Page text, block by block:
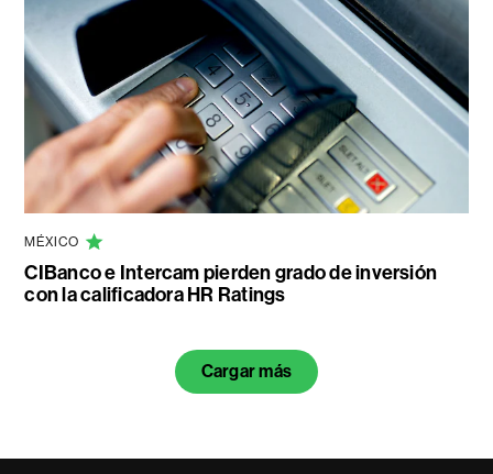
MÉXICO
CIBanco e Intercam pierden grado de inversión
con la calificadora HR Ratings
Cargar más